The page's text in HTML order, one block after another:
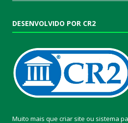
DESENVOLVIDO POR CR2
Muito mais que criar site ou sistema